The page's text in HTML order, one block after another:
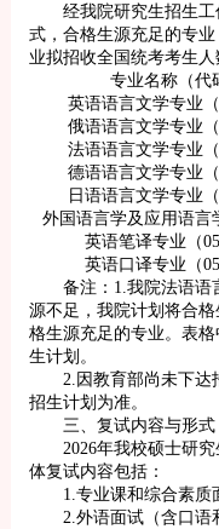
经我院研究生招生工
式，合格生源充足的专
业拟招收全国统考考生人
专业名称（代
英语语言文学专业（
俄语语言文学专业（
法语语言文学专业（
德语语言文学专业（
日语语言文学专业（
外国语言学及应用语言
英语笔译专业（
英语口译专业（
备注：1.我院法语语
源不足，我院计划将合
格生源充足的专业。表
生计划。
2.因教育部尚未下达
招生计划为准。
三、复试内容与形式
2026年我校硕士研究
体复试内容包括：
1.专业课和综合素质面
2.外语面试（含口语